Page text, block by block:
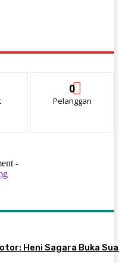
0
Pelanggan
-
Heni Sagara Buka